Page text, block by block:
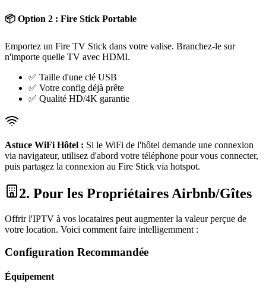
📦 Option 2 : Fire Stick Portable
Emportez un Fire TV Stick dans votre valise. Branchez-le sur
n'importe quelle TV avec HDMI.
✅ Taille d'une clé USB
✅ Votre config déjà prête
✅ Qualité HD/4K garantie
Astuce WiFi Hôtel : Si le WiFi de l'hôtel demande une connexion
via navigateur, utilisez d'abord votre téléphone pour vous connecter,
puis partagez la connexion au Fire Stick via hotspot.
2. Pour les Propriétaires Airbnb/Gîtes
Offrir l'IPTV à vos locataires peut augmenter la valeur perçue de
votre location. Voici comment faire intelligemment :
Configuration Recommandée
Équipement